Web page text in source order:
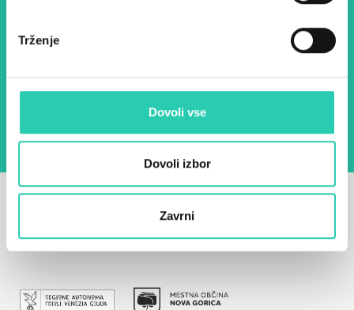
Trženje
Dovoli vse
Dovoli izbor
Zavrni
namen pošiljanja novic.Pravilnik o zasebnosti